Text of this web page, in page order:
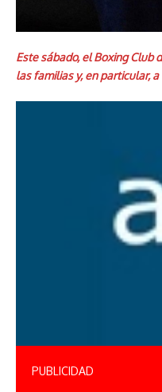
Este sábado, el Boxing Club
las familias y, en particular,
PUBLICIDAD